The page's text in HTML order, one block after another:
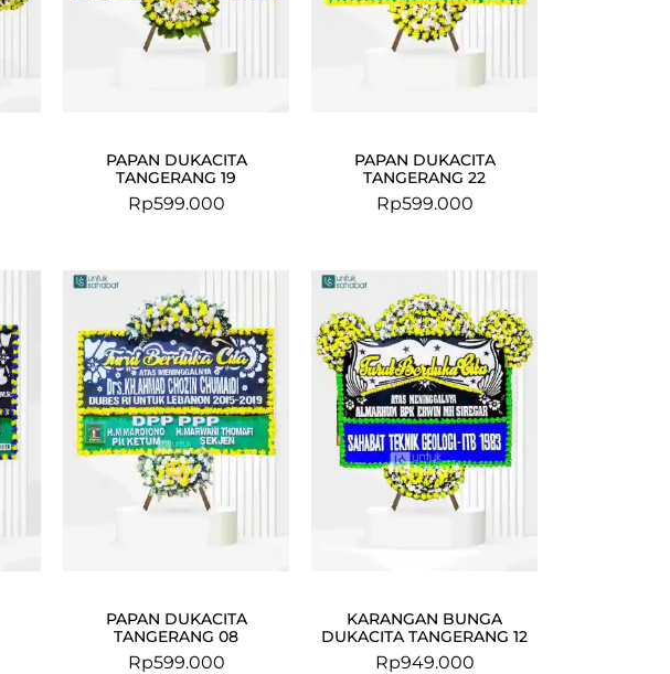
PAPAN DUKACITA
TANGERANG 19
Rp599.000
PAPAN DUKACITA
TANGERANG 22
Rp599.000
PAPAN DUKACITA
TANGERANG 08
Rp599.000
KARANGAN BUNGA
DUKACITA TANGERANG 12
Rp949.000